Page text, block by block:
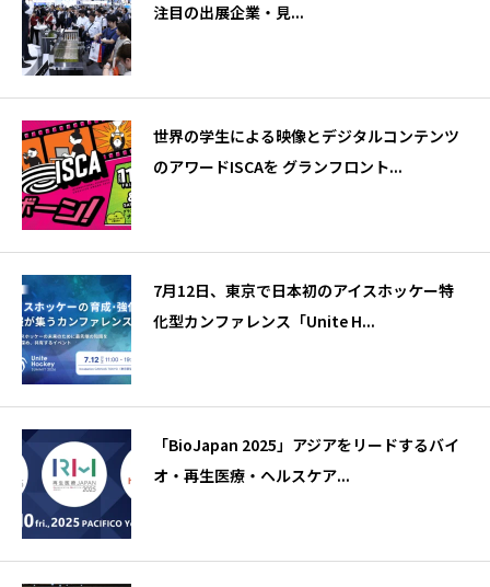
注目の出展企業・見...
世界の学生による映像とデジタルコンテンツ
のアワードISCAを グランフロント...
7月12日、東京で日本初のアイスホッケー特
化型カンファレンス「Unite H...
「BioJapan 2025」アジアをリードするバイ
オ・再生医療・ヘルスケア...